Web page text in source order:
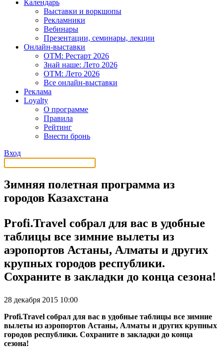
Календарь
Выставки и воркшопы
Рекламники
Вебинары
Презентации, семинары, лекции
Онлайн-выставки
OTM: Рестарт 2026
Знай наше: Лето 2026
OTM: Лето 2026
Все онлайн-выставки
Реклама
Loyalty
О программе
Правила
Рейтинг
Внести бронь
Вход
Зимняя полетная программа из
городов Казахстана
Profi.Travel собрал для вас в удобные
таблицы все зимние вылеты из
аэропортов Астаны, Алматы и других
крупных городов республики.
Сохраните в закладки до конца сезона!
28 декабря 2015 10:00
Profi.Travel собрал для вас в удобные таблицы все зимние
вылеты из аэропортов Астаны, Алматы и других крупных
городов республики. Сохраните в закладки до конца
сезона!